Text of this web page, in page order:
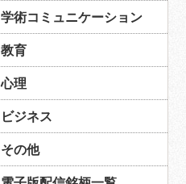
学術コミュニケーション
教育
心理
ビジネス
その他